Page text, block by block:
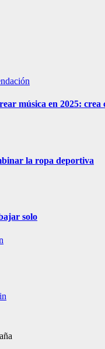
música en 2025: crea
la ropa deportiva
solo